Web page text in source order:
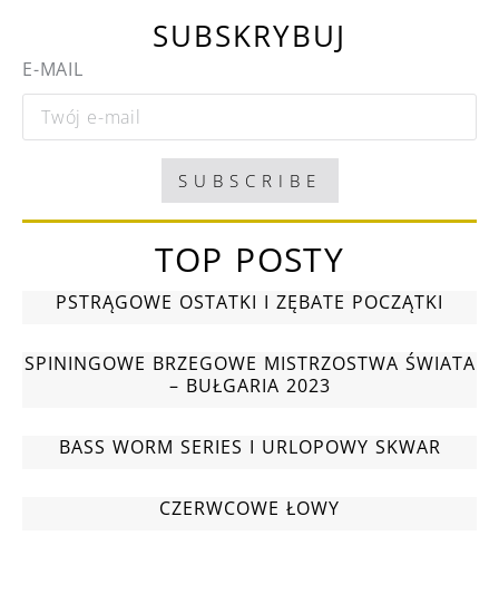
SUBSKRYBUJ
E-MAIL
SUBSCRIBE
TOP POSTY
PSTRĄGOWE OSTATKI I ZĘBATE POCZĄTKI
SPININGOWE BRZEGOWE MISTRZOSTWA ŚWIATA
– BUŁGARIA 2023
BASS WORM SERIES I URLOPOWY SKWAR
CZERWCOWE ŁOWY